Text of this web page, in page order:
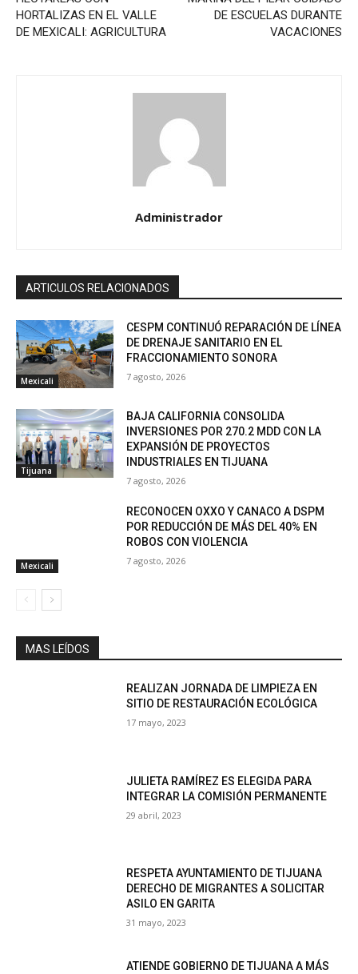
HORTALIZAS EN EL VALLE
DE MEXICALI: AGRICULTURA
DE ESCUELAS DURANTE
VACACIONES
Administrador
ARTICULOS RELACIONADOS
Mexicali
CESPM CONTINUÓ REPARACIÓN DE LÍNEA
DE DRENAJE SANITARIO EN EL
FRACCIONAMIENTO SONORA
7 agosto, 2026
Tijuana
BAJA CALIFORNIA CONSOLIDA
INVERSIONES POR 270.2 MDD CON LA
EXPANSIÓN DE PROYECTOS
INDUSTRIALES EN TIJUANA
7 agosto, 2026
Mexicali
RECONOCEN OXXO Y CANACO A DSPM
POR REDUCCIÓN DE MÁS DEL 40% EN
ROBOS CON VIOLENCIA
7 agosto, 2026
MAS LEÍDOS
REALIZAN JORNADA DE LIMPIEZA EN
SITIO DE RESTAURACIÓN ECOLÓGICA
17 mayo, 2023
JULIETA RAMÍREZ ES ELEGIDA PARA
INTEGRAR LA COMISIÓN PERMANENTE
29 abril, 2023
RESPETA AYUNTAMIENTO DE TIJUANA
DERECHO DE MIGRANTES A SOLICITAR
ASILO EN GARITA
31 mayo, 2023
ATIENDE GOBIERNO DE TIJUANA A MÁS